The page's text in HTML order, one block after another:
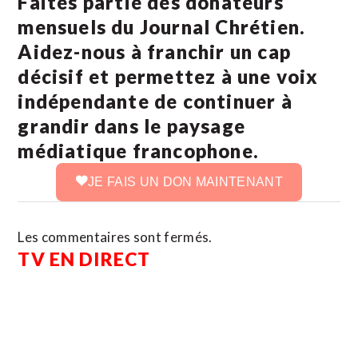
mensuels du Journal Chrétien.
Aidez-nous à franchir un cap
décisif et permettez à une voix
indépendante de continuer à
grandir dans le paysage
médiatique francophone.
JE FAIS UN DON MAINTENANT
Les commentaires sont fermés.
TV EN DIRECT